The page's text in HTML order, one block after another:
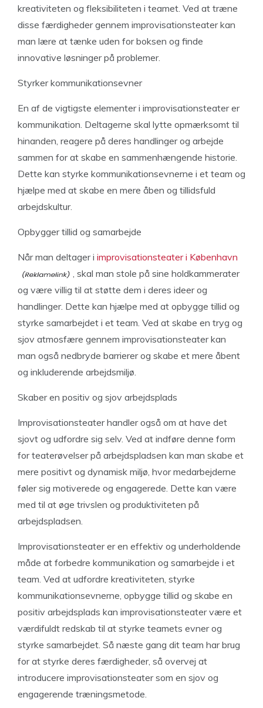
kreativiteten og fleksibiliteten i teamet. Ved at træne
disse færdigheder gennem improvisationsteater kan
man lære at tænke uden for boksen og finde
innovative løsninger på problemer.
Styrker kommunikationsevner
En af de vigtigste elementer i improvisationsteater er
kommunikation. Deltagerne skal lytte opmærksomt til
hinanden, reagere på deres handlinger og arbejde
sammen for at skabe en sammenhængende historie.
Dette kan styrke kommunikationsevnerne i et team og
hjælpe med at skabe en mere åben og tillidsfuld
arbejdskultur.
Opbygger tillid og samarbejde
Når man deltager i improvisationsteater i København
, skal man stole på sine holdkammerater
og være villig til at støtte dem i deres ideer og
handlinger. Dette kan hjælpe med at opbygge tillid og
styrke samarbejdet i et team. Ved at skabe en tryg og
sjov atmosfære gennem improvisationsteater kan
man også nedbryde barrierer og skabe et mere åbent
og inkluderende arbejdsmiljø.
Skaber en positiv og sjov arbejdsplads
Improvisationsteater handler også om at have det
sjovt og udfordre sig selv. Ved at indføre denne form
for teaterøvelser på arbejdspladsen kan man skabe et
mere positivt og dynamisk miljø, hvor medarbejderne
føler sig motiverede og engagerede. Dette kan være
med til at øge trivslen og produktiviteten på
arbejdspladsen.
Improvisationsteater er en effektiv og underholdende
måde at forbedre kommunikation og samarbejde i et
team. Ved at udfordre kreativiteten, styrke
kommunikationsevnerne, opbygge tillid og skabe en
positiv arbejdsplads kan improvisationsteater være et
værdifuldt redskab til at styrke teamets evner og
styrke samarbejdet. Så næste gang dit team har brug
for at styrke deres færdigheder, så overvej at
introducere improvisationsteater som en sjov og
engagerende træningsmetode.